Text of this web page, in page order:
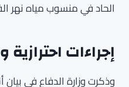
الحاد في منسوب مياه نهر
إجراءات
وذكرت وزارة الدفاع في